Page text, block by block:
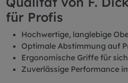
für Profis
Hochwertige, langlebige
Optimale Abstimmung auf
Ergonomische Griffe für
Zuverlässige Performance